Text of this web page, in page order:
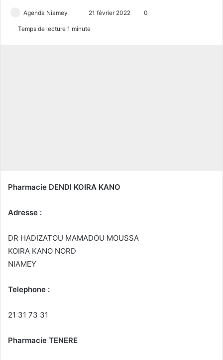
Agenda Niamey
n
21 février 2022 0
Temps de lecture 1 minute
Pharmacie DENDI KOIRA KANO
Adresse :
DR HADIZATOU MAMADOU MOUSSA
KOIRA KANO NORD
NIAMEY
Telephone :
21 31 73 31
Pharmacie TENERE